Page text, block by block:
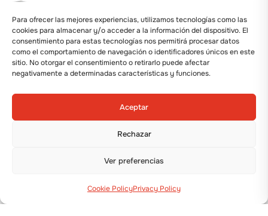
Para ofrecer las mejores experiencias, utilizamos tecnologías como las
cookies para almacenar y/o acceder a la información del dispositivo. El
consentimiento para estas tecnologías nos permitirá procesar datos
como el comportamiento de navegación o identificadores únicos en este
sitio. No otorgar el consentimiento o retirarlo puede afectar
negativamente a determinadas características y funciones.
Aceptar
Rechazar
Ver preferencias
Cookie PolicyPrivacy Policy